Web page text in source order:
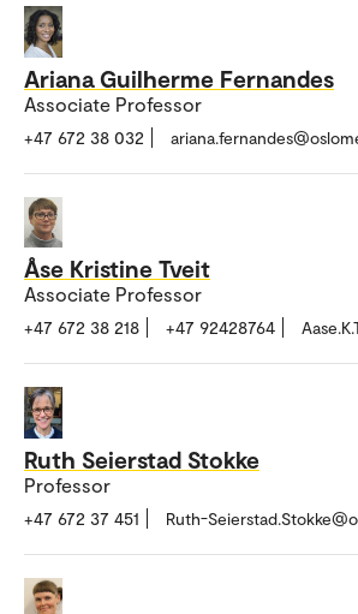
Ariana Guilherme Fernandes
Associate Professor
+47 672 38 032
Åse Kristine Tveit
Associate Professor
+47 672 38 218 +47 92428764
Ruth Seierstad Stokke
Professor
+47 672 37 451 Ruth-